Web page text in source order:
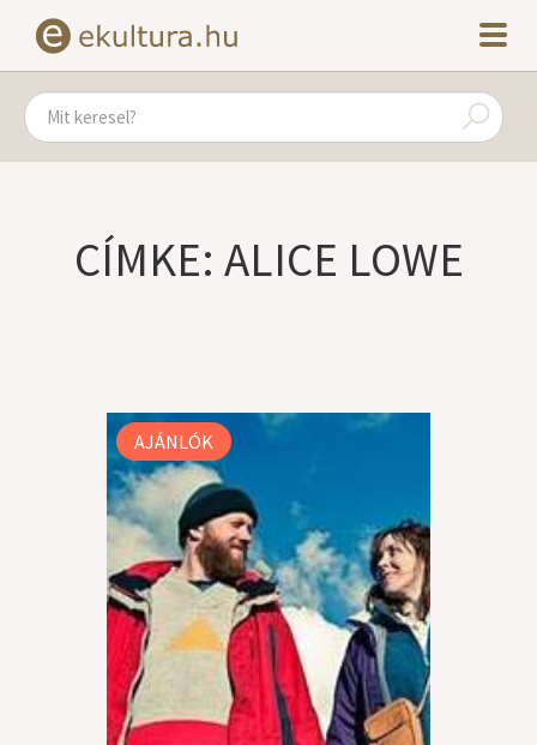
CÍMKE: ALICE LOWE
AJÁNLÓK